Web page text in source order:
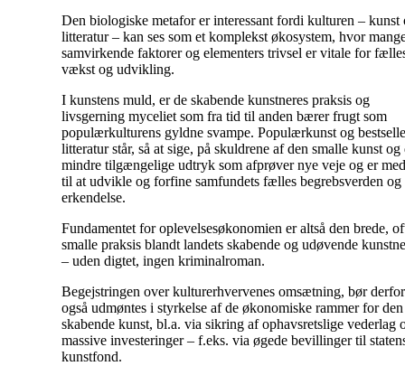
Den biologiske metafor er interessant fordi kulturen – kunst
litteratur – kan ses som et komplekst økosystem, hvor
samvirkende faktorer og elementers trivsel er vitale for
vækst og udvikling.
I kunstens muld, er de skabende kunstneres praksis og
livsgerning myceliet som fra tid til anden bærer frugt som
populærkulturens gyldne svampe. Populærkunst og
litteratur står, så at sige, på skuldrene af den smalle kunst og
mindre tilgængelige udtryk som afprøver nye veje og er med
til at udvikle og forfine samfundets fælles begrebsverden og
erkendelse.
Fundamentet for oplevelsesøkonomien er altså den brede,
smalle praksis blandt landets skabende og udøvende
– uden digtet, ingen kriminalroman.
Begejstringen over kulturerhvervenes omsætning, bør derfor
også udmøntes i styrkelse af de økonomiske rammer for den
skabende kunst, bl.a. via sikring af ophavsretslige vederlag
massive investeringer – f.eks. via øgede bevillinger til
kunstfond.